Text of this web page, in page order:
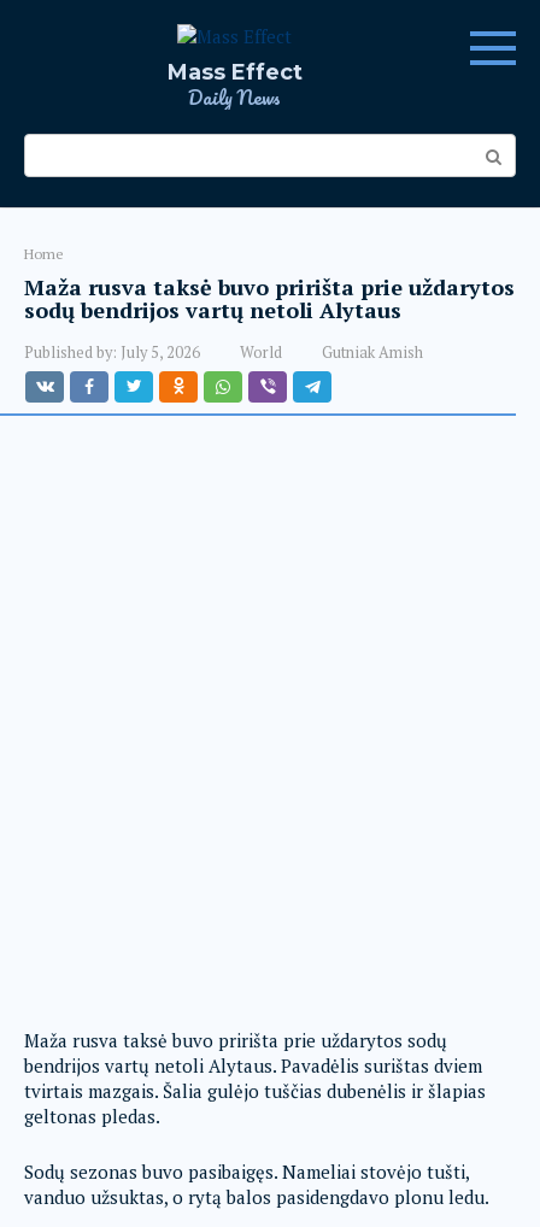
Mass Effect
Daily News
Search:
Home
Maža rusva taksė buvo pririšta prie uždarytos
sodų bendrijos vartų netoli Alytaus
Published by: July 5, 2026 World Gutniak Amish
Maža rusva taksė buvo pririšta prie uždarytos sodų
bendrijos vartų netoli Alytaus. Pavadėlis surištas dviem
tvirtais mazgais. Šalia gulėjo tuščias dubenėlis ir šlapias
geltonas pledas.
Sodų sezonas buvo pasibaigęs. Nameliai stovėjo tušti,
vanduo užsuktas, o rytą balos pasidengdavo plonu ledu.